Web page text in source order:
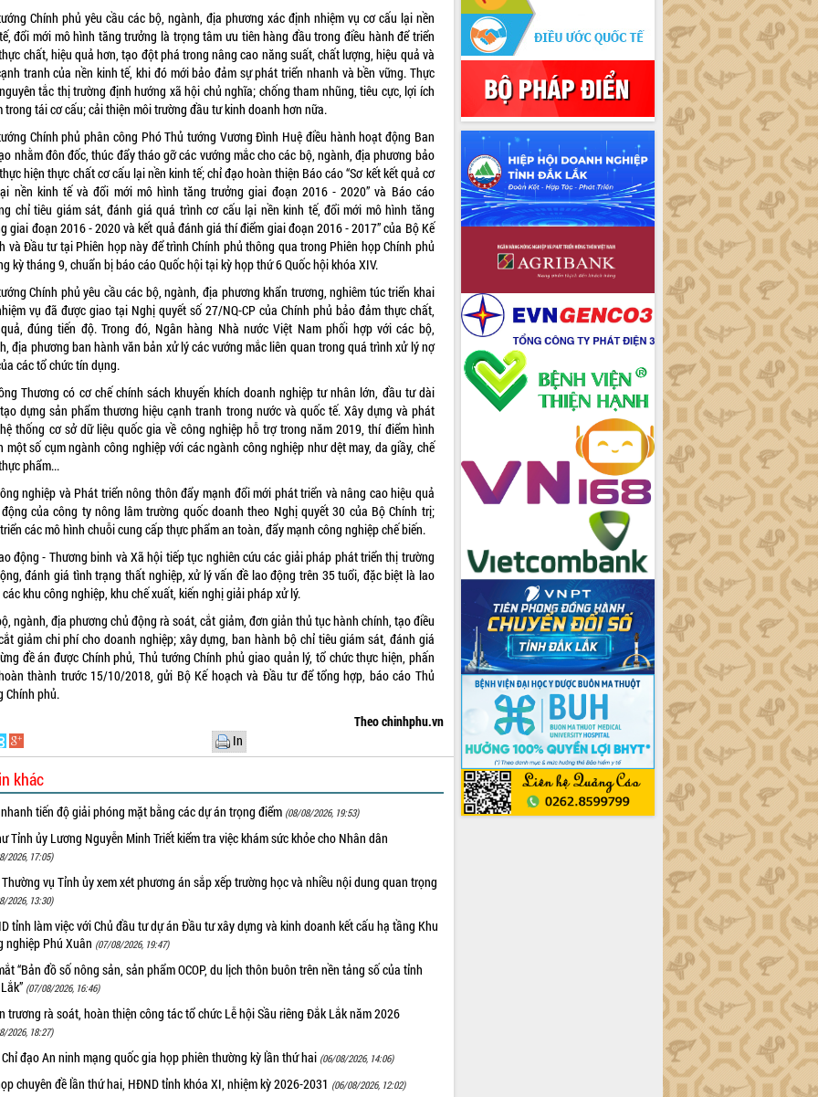
Chính phủ yêu cầu các bộ, ngành, địa phương xác định nhiệm vụ cơ cấu lại nền
đổi mới mô hình tăng trưởng là trọng tâm ưu tiên hàng đầu trong điều hành để triển
chất, hiệu quả hơn, tạo đột phá trong nâng cao năng suất, chất lượng, hiệu quả và
tranh của nền kinh tế, khi đó mới bảo đảm sự phát triển nhanh và bền vững. Thực
tắc thị trường định hướng xã hội chủ nghĩa; chống tham nhũng, tiêu cực, lợi ích
trong tái cơ cấu; cải thiện môi trường đầu tư kinh doanh hơn nữa.
Chính phủ phân công Phó Thủ tướng Vương Đình Huệ điều hành hoạt động Ban
nhằm đôn đốc, thúc đẩy tháo gỡ các vướng mắc cho các bộ, ngành, địa phương bảo
hiện thực chất cơ cấu lại nền kinh tế; chỉ đạo hoàn thiện Báo cáo “Sơ kết kết quả cơ
nền kinh tế và đổi mới mô hình tăng trưởng giai đoạn 2016 - 2020” và Báo cáo
chỉ tiêu giám sát, đánh giá quá trình cơ cấu lại nền kinh tế, đổi mới mô hình tăng
giai đoạn 2016 - 2020 và kết quả đánh giá thí điểm giai đoạn 2016 - 2017” của Bộ Kế
và Đầu tư tại Phiên họp này để trình Chính phủ thông qua trong Phiên họp Chính phủ
kỳ tháng 9, chuẩn bị báo cáo Quốc hội tại kỳ họp thứ 6 Quốc hội khóa XIV.
Chính phủ yêu cầu các bộ, ngành, địa phương khẩn trương, nghiêm túc triển khai
vụ đã được giao tại Nghị quyết số 27/NQ-CP của Chính phủ bảo đảm thực chất,
đúng tiến độ. Trong đó, Ngân hàng Nhà nước Việt Nam phối hợp với các bộ,
địa phương ban hành văn bản xử lý các vướng mắc liên quan trong quá trình xử lý nợ
các tổ chức tín dụng.
Thương có cơ chế chính sách khuyến khích doanh nghiệp tư nhân lớn, đầu tư dài
dựng sản phẩm thương hiệu cạnh tranh trong nước và quốc tế. Xây dựng và phát
thống cơ sở dữ liệu quốc gia về công nghiệp hỗ trợ trong năm 2019, thí điểm hình
một số cụm ngành công nghiệp với các ngành công nghiệp như dệt may, da giầy, chế
phẩm...
nghiệp và Phát triển nông thôn đẩy mạnh đổi mới phát triển và nâng cao hiệu quả
của công ty nông lâm trường quốc doanh theo Nghị quyết 30 của Bộ Chính trị;
các mô hình chuỗi cung cấp thực phẩm an toàn, đẩy mạnh công nghiệp chế biến.
động - Thương binh và Xã hội tiếp tục nghiên cứu các giải pháp phát triển thị trường
đánh giá tình trạng thất nghiệp, xử lý vấn đề lao động trên 35 tuổi, đặc biệt là lao
khu công nghiệp, khu chế xuất, kiến nghị giải pháp xử lý.
ngành, địa phương chủ động rà soát, cắt giảm, đơn giản thủ tục hành chính, tạo điều
giảm chi phí cho doanh nghiệp; xây dựng, ban hành bộ chỉ tiêu giám sát, đánh giá
đề án được Chính phủ, Thủ tướng Chính phủ giao quản lý, tổ chức thực hiện, phấn
thành trước 15/10/2018, gửi Bộ Kế hoạch và Đầu tư để tổng hợp, báo cáo Thủ
Chính phủ.
Theo chinhphu.vn
In
khác
tiến độ giải phóng mặt bằng các dự án trọng điểm (08/08/2026, 19:53)
Tỉnh ủy Lương Nguyễn Minh Triết kiểm tra việc khám sức khỏe cho Nhân dân
2026, 17:05)
vụ Tỉnh ủy xem xét phương án sắp xếp trường học và nhiều nội dung quan trọng
2026, 13:30)
tỉnh làm việc với Chủ đầu tư dự án Đầu tư xây dựng và kinh doanh kết cấu hạ tầng Khu
nghiệp Phú Xuân (07/08/2026, 19:47)
“Bản đồ số nông sản, sản phẩm OCOP, du lịch thôn buôn trên nền tảng số của tỉnh
(07/08/2026, 16:46)
trương rà soát, hoàn thiện công tác tổ chức Lễ hội Sầu riêng Đắk Lắk năm 2026
2026, 18:27)
đạo An ninh mạng quốc gia họp phiên thường kỳ lần thứ hai (06/08/2026, 14:06)
chuyên đề lần thứ hai, HĐND tỉnh khóa XI, nhiệm kỳ 2026-2031 (06/08/2026, 12:02)